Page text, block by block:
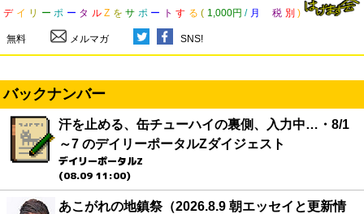
デ イ リ ー ポ ー タ ル Z を サ ポ ー ト す る ( 1,000円 / 月 税 別 )
無料 メルマガ SNS!
バックナンバー
汗を止める、缶チューハイの裏側、入力中…・8/1
～7 のデイリーポータルZダイジェスト
デイリーポータルZ
(08.09 11:00)
あこがれの地鎮祭（2026.8.9 朝エッセイと更新情